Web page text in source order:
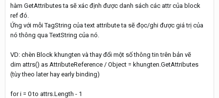
hàm GetAttributes ta sẽ xác định được danh sách các attr của block
ref đó.
Ứng với mỗi TagString của text attribute ta sẽ đọc/ghi được giá trị của
nó thông qua TextString của nó.
VD: chèn Block khungten và thay đổi một số thông tin trên bản vẽ
dim attrs() as AttributeReference / Object = khungten.GetAttributes
(tùy theo later hay early binding)
for i = 0 to attrs.Length - 1